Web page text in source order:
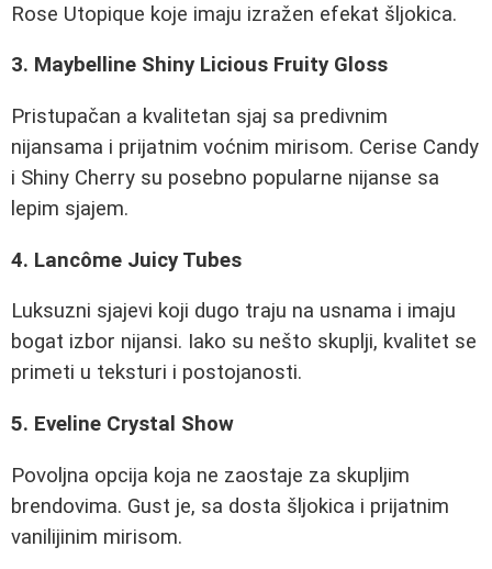
Rose Utopique koje imaju izražen efekat šljokica.
3. Maybelline Shiny Licious Fruity Gloss
Pristupačan a kvalitetan sjaj sa predivnim
nijansama i prijatnim voćnim mirisom. Cerise Candy
i Shiny Cherry su posebno popularne nijanse sa
lepim sjajem.
4. Lancôme Juicy Tubes
Luksuzni sjajevi koji dugo traju na usnama i imaju
bogat izbor nijansi. Iako su nešto skuplji, kvalitet se
primeti u teksturi i postojanosti.
5. Eveline Crystal Show
Povoljna opcija koja ne zaostaje za skupljim
brendovima. Gust je, sa dosta šljokica i prijatnim
vanilijinim mirisom.